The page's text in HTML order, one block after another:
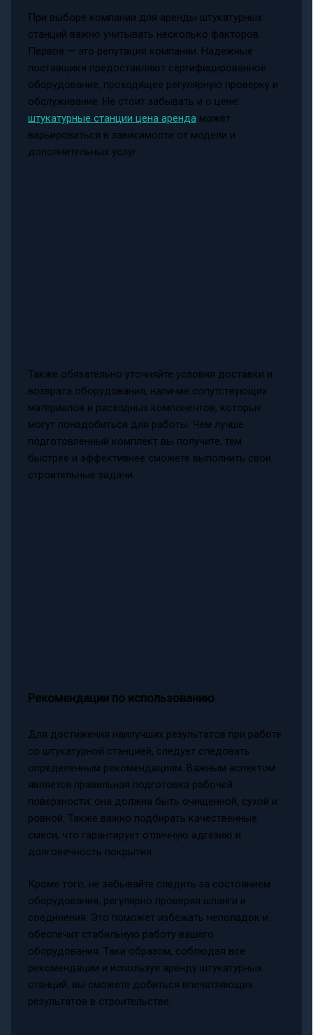
При выборе компании для аренды штукатурных
станций важно учитывать несколько факторов.
Первое — это репутация компании. Надежные
поставщики предоставляют сертифицированное
оборудование, проходящее регулярную проверку и
обслуживание. Не стоит забывать и о цене:
штукатурные станции цена арендаможет
варьироваться в зависимости от модели и
дополнительных услуг.
Также обязательно уточняйте условия доставки и
возврата оборудования, наличие сопутствующих
материалов и расходных компонентов, которые
могут понадобиться для работы. Чем лучше
подготовленный комплект вы получите, тем
быстрее и эффективнее сможете выполнить свои
строительные задачи.
Рекомендации по использованию
Для достижения наилучших результатов при работе
со штукатурной станцией, следует следовать
определенным рекомендациям. Важным аспектом
является правильная подготовка рабочей
поверхности: она должна быть очищенной, сухой и
ровной. Также важно подбирать качественные
смеси, что гарантирует отличную адгезию и
долговечность покрытия.
Кроме того, не забывайте следить за состоянием
оборудования, регулярно проверяя шланги и
соединения. Это поможет избежать неполадок и
обеспечит стабильную работу вашего
оборудования. Таки образом, соблюдая все
рекомендации и используя аренду штукатурных
станций, вы сможете добиться впечатляющих
результатов в строительстве.